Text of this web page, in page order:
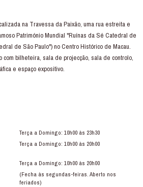
na Travessa da Paixão, uma rua estreita e
Património Mundial "Ruínas da Sé Catedral de
de São Paulo") no Centro Histórico de Macau.
bilheteira, sala de projecção, sala de controlo,
e espaço expositivo.
Terça a Domingo: 10h00 às 23h30
Terça a Domingo: 10h00 às 20h00
Terça a Domingo: 10h00 às 20h00
(Fecha às segundas-feiras. Aberto nos
feriados)